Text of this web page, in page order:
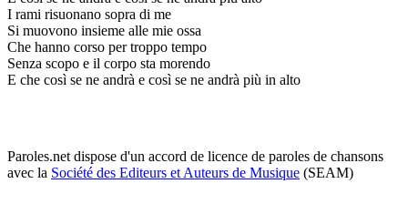
I rami risuonano sopra di me
Si muovono insieme alle mie ossa
Che hanno corso per troppo tempo
Senza scopo e il corpo sta morendo
E che così se ne andrà e così se ne andrà più in alto
Paroles.net dispose d'un accord de licence de paroles de chansons
avec la Société des Editeurs et Auteurs de Musique (SEAM)